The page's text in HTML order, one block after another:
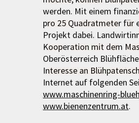
werden. Mit einem
pro 25 Quadratmeter für
Projekt dabei.
Kooperation mit dem
Oberösterreich
Interesse an
Internet auf folgenden
www.maschinenring-
www.bienenzentrum.at.